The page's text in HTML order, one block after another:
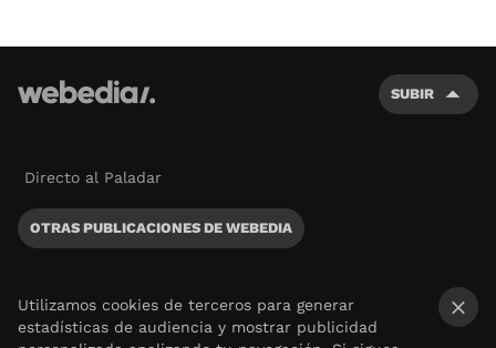
SUBIR
Directo al Paladar
OTRAS PUBLICACIONES DE WEBEDIA
Utilizamos cookies de terceros para generar
estadísticas de audiencia y mostrar publicidad